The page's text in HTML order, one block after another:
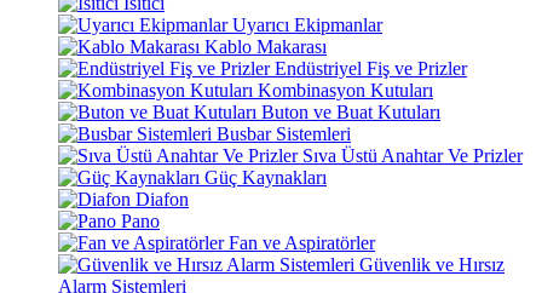
Uyarıcı Ekipmanlar
Kablo Makarası
Endüstriyel Fiş ve Prizler
Kombinasyon Kutuları
Buton ve Buat Kutuları
Busbar Sistemleri
Sıva Üstü Anahtar Ve Prizler
Güç Kaynakları
Diafon
Pano
Fan ve Aspiratörler
Güvenlik ve Hırsız
Alarm Sistemleri